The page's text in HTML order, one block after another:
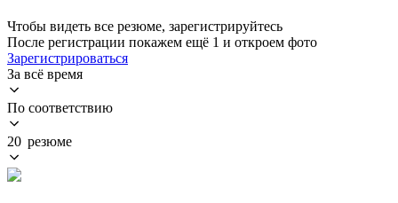
Чтобы видеть все резюме, зарегистрируйтесь
После регистрации покажем ещё 1 и откроем фото
Зарегистрироваться
За всё время
По соответствию
20 резюме